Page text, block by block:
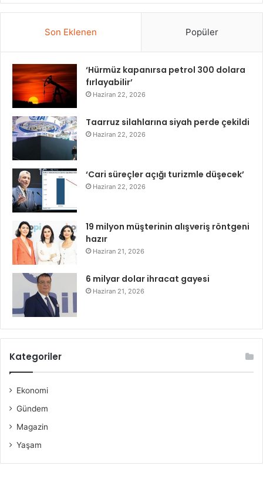
Son Eklenen Popüler
‘Hürmüz kapanırsa petrol 300 dolara
fırlayabilir’
Haziran 22, 2026
Taarruz silahlarına siyah perde çekildi
Haziran 22, 2026
‘Cari süreçler açığı turizmle düşecek’
Haziran 22, 2026
19 milyon müşterinin alışveriş röntgeni
hazır
Haziran 21, 2026
6 milyar dolar ihracat gayesi
Haziran 21, 2026
Kategoriler
Ekonomi
Gündem
Magazin
Yaşam